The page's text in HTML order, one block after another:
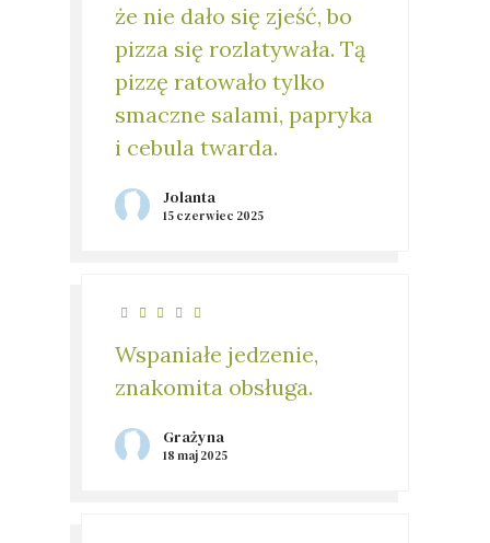
że nie dało się zjeść, bo
pizza się rozlatywała. Tą
pizzę ratowało tylko
smaczne salami, papryka
i cebula twarda.
Jolanta
15 czerwiec 2025
Wspaniałe jedzenie,
znakomita obsługa.
Grażyna
18 maj 2025